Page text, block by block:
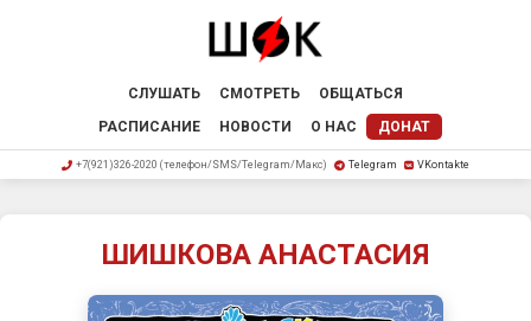
СЛУШАТЬ СМОТРЕТЬ
ОБЩАТЬСЯ
РАСПИСАНИЕ
НОВОСТИ О НАС ДОНАТ
+7(921)326-2020 (телефон/SMS/Telegram/Макс) Telegram VKontakte
ШИШКОВА АНАСТАСИЯ